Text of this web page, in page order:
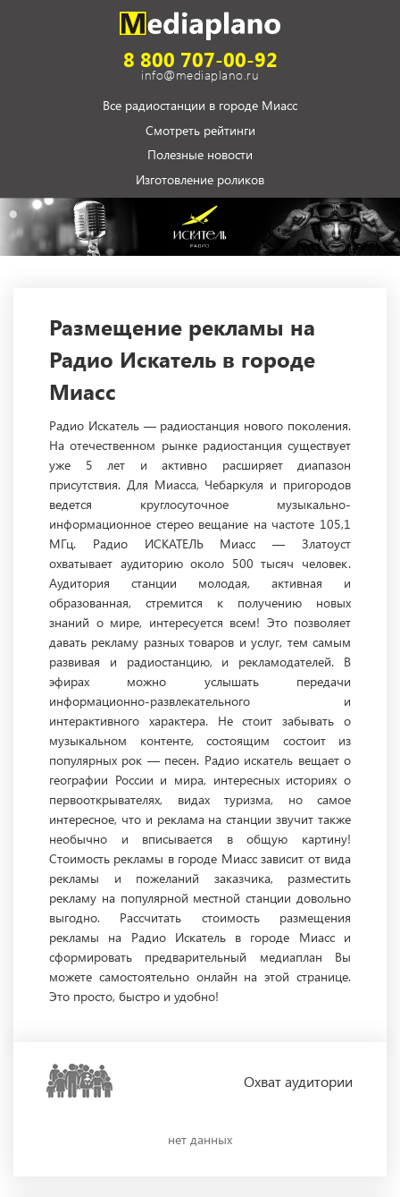
8 800 707-00-92
info@mediaplano.ru
Все радиостанции в городе Миасс
Смотреть рейтинги
Полезные новости
Изготовление роликов
Размещение рекламы на
Радио Искатель в городе
Миасс
Радио Искатель — радиостанция нового поколения.
На отечественном рынке радиостанция существует
уже 5 лет и активно расширяет диапазон
присутствия. Для Миасса, Чебаркуля и пригородов
ведется круглосуточное музыкально-
информационное стерео вещание на частоте 105,1
МГц. Радио ИСКАТЕЛЬ Миасс — Златоуст
охватывает аудиторию около 500 тысяч человек.
Аудитория станции молодая, активная и
образованная, стремится к получению новых
знаний о мире, интересуется всем! Это позволяет
давать рекламу разных товаров и услуг, тем самым
развивая и радиостанцию, и рекламодателей. В
эфирах можно услышать передачи
информационно-развлекательного и
интерактивного характера. Не стоит забывать о
музыкальном контенте, состоящим состоит из
популярных рок — песен. Радио искатель вещает о
географии России и мира, интересных историях о
первооткрывателях, видах туризма, но самое
интересное, что и реклама на станции звучит также
необычно и вписывается в общую картину!
Стоимость рекламы в городе Миасс зависит от вида
рекламы и пожеланий заказчика, разместить
рекламу на популярной местной станции довольно
выгодно. Рассчитать стоимость размещения
рекламы на Радио Искатель в городе Миасс и
сформировать предварительный медиаплан Вы
можете самостоятельно онлайн на этой странице.
Это просто, быстро и удобно!
Охватаудитории
нет данных